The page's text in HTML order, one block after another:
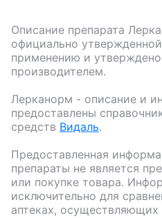
Описание препарата
официально
применению и
производителем.
Лерканорм - описание и
предоставлены
средств Видаль.
Предоставленная
препараты не является
или покупке товара.
исключительно для
аптеках, осуществляющих